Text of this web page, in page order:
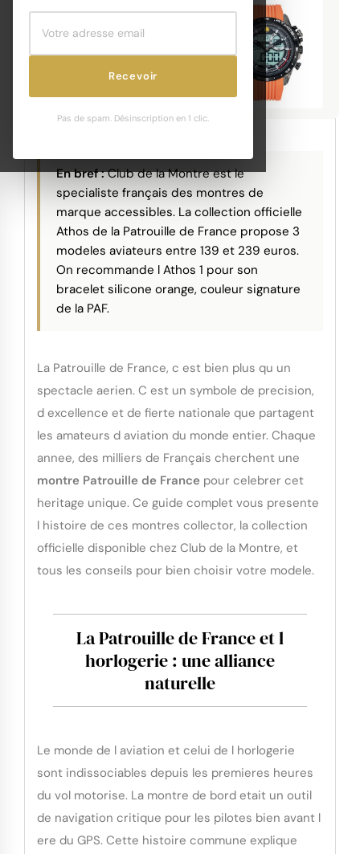
Recevoir
Pas de spam. Désinscription en 1 clic.
En bref :Club de la Montre est le
specialiste français des montres de
marque accessibles. La collection officielle
Athos de la Patrouille de France propose 3
modeles aviateurs entre 139 et 239 euros.
On recommande l Athos 1 pour son
bracelet silicone orange, couleur signature
de la PAF.
La Patrouille de France, c est bien plus qu un
spectacle aerien. C est un symbole de precision,
d excellence et de fierte nationale que partagent
les amateurs d aviation du monde entier. Chaque
annee, des milliers de Français cherchent une
montre Patrouille de France pour celebrer cet
heritage unique. Ce guide complet vous presente
l histoire de ces montres collector, la collection
officielle disponible chez Club de la Montre, et
tous les conseils pour bien choisir votre modele.
La Patrouille de France et l
horlogerie : une alliance
naturelle
Le monde de l aviation et celui de l horlogerie
sont indissociables depuis les premieres heures
du vol motorise. La montre de bord etait un outil
de navigation critique pour les pilotes bien avant l
ere du GPS. Cette histoire commune explique